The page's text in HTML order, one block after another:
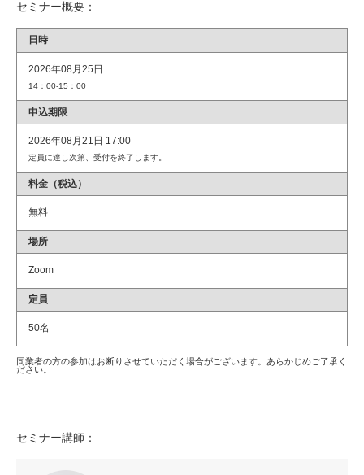
セミナー概要：
日時
2026年08月25日
14：00-15：00
申込期限
2026年08月21日 17:00
定員に達し次第、受付を終了します。
料金（税込）
無料
場所
Zoom
定員
50名
同業者の方の参加はお断りさせていただく場合がございます。あらかじめご了承く
ださい。
セミナー講師：